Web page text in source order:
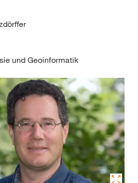
und Geoinformatik